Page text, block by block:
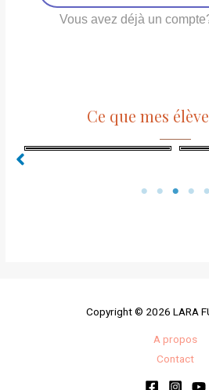
Vous avez déjà un
Ce que mes
Copyright © 2026 LARA
A propos
Contact